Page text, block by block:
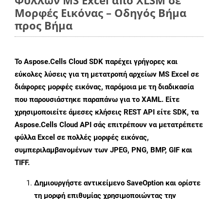
Μορφές Εικόνας – Οδηγός Βήμα
προς Βήμα
Το Aspose.Cells Cloud SDK παρέχει γρήγορες και
εύκολες λύσεις για τη μετατροπή αρχείων MS Excel σε
διάφορες μορφές εικόνας, παρόμοια με τη διαδικασία
που παρουσιάστηκε παραπάνω για το XAML. Είτε
χρησιμοποιείτε άμεσες κλήσεις REST API είτε SDK, τα
Aspose.Cells Cloud API σάς επιτρέπουν να μετατρέπετε
φύλλα Excel σε πολλές μορφές εικόνας,
συμπεριλαμβανομένων των JPEG, PNG, BMP, GIF και
TIFF.
Δημιουργήστε αντικείμενο SaveOption και ορίστε
τη μορφή επιθυμίας χρησιμοποιώντας την